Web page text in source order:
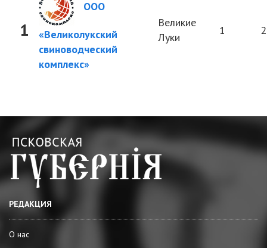
1
ООО
«Великолукский
свиноводческий
комплекс»
Великие
Луки
1
РЕДАКЦИЯ
О нас